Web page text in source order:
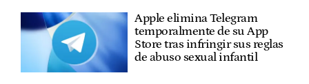
Apple elimina Telegram
temporalmente de su App
Store tras infringir sus reglas
de abuso sexual infantil